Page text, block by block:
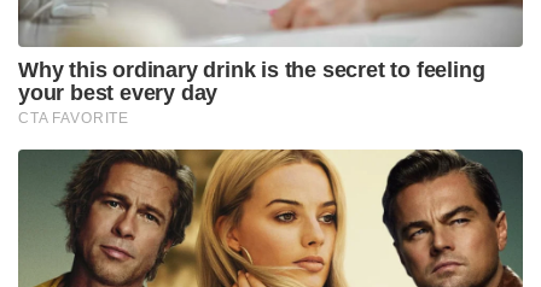
Why this ordinary drink is the secret to feeling
your best every day
CTA FAVORITE